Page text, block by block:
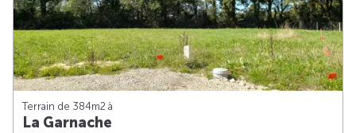
Terrain de 384m2 à
La Garnache